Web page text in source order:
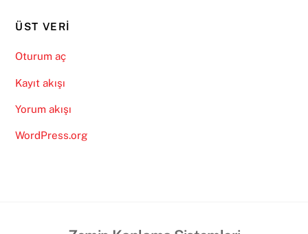
ÜST VERI
Oturum aç
Kayıt akışı
Yorum akışı
WordPress.org